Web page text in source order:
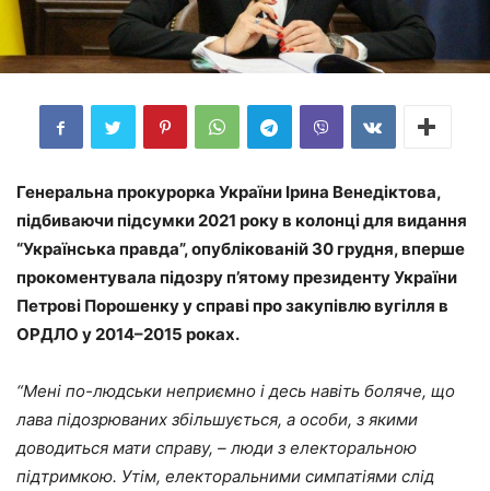
Генеральна прокурорка України Ірина Венедіктова,
підбиваючи підсумки 2021 року в колонці для видання
“Українська правда”, опублікованій 30 грудня, вперше
прокоментувала підозру п’ятому президенту України
Петрові Порошенку у справі про закупівлю вугілля в
ОРДЛО у 2014–2015 роках.
“Мені по-людськи неприємно і десь навіть боляче, що
лава підозрюваних збільшується, а особи, з якими
доводиться мати справу, – люди з електоральною
підтримкою. Утім, електоральними симпатіями слід